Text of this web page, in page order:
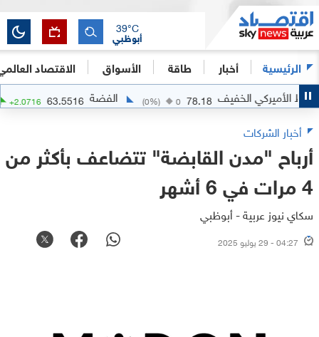
الرئيسية أخبار طاقة الأسواق الاقتصاد
أبوظبي
39°C
الخفيف 78.18
0
( 0%) الفضة 63.5516
+ 2.0716
%)
أخبار الشركات
أرباح "مدن القابضة" تتضاعف بأكثر من
4 مرات في 6 أشهر
سكاي نيوز عربية - أبوظبي
04:27 - 29 يوليو 2025